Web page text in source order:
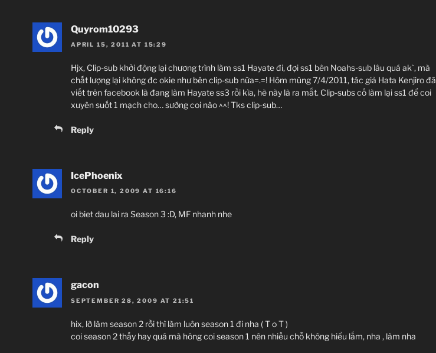
Quyrom10293
APRIL 15, 2011 AT 15:29
Hjx, Clip-sub khởi động lại chương trình làm ss1 Hayate đi, đợi ss1 bên Noahs-sub lâu quá ak`, mà
chất lượng lại không đc okie như bên clip-sub nữa=.=! Hôm mùng 7/4/2011, tác giả Hata Kenjiro đã
viết trên facebook là đang làm Hayate ss3 rồi kìa, hè này là ra mắt. Clip-subs cố làm lại ss1 để coi
xuyên suốt 1 mạch cho… sướng coi nào ^^! Tks clip-sub…
Reply
IcePhoenix
OCTOBER 1, 2009 AT 16:16
oi biet dau lai ra Season 3 :D, MF nhanh nhe
Reply
gacon
SEPTEMBER 28, 2009 AT 21:51
hix, lỡ làm season 2 rồi thì làm luôn season 1 đi nha ( T o T )
coi season 2 thấy hay quá mà hông coi season 1 nên nhiều chỗ không hiểu lắm, nha , làm nha